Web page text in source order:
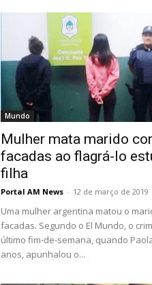
Mundo
Mulher mata marido
facadas ao flagrá-lo
filha
Portal AM News - 12 de março de 2019
Uma mulher argentina matou o
facadas. Segundo o El Mundo, o
último fim-de-semana, quando
anos, apunhalou o...